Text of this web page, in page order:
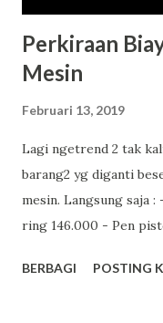
Perkiraan
Mesin
Februari 13, 2019
Lagi ngetrend 2 tak
barang2 yg diganti
mesin. Langsung saja
ring 146.000 - Pen
Bearing 6205 tipe
BERBAGI POSTING